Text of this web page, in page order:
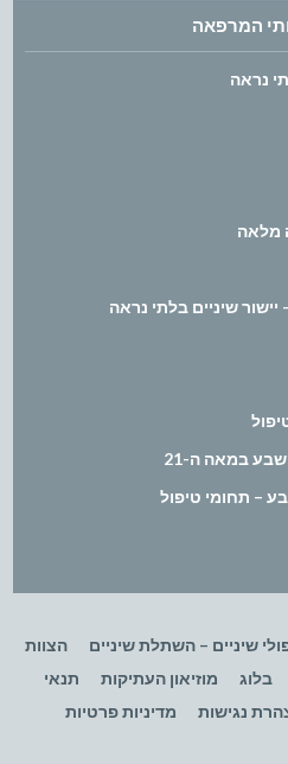
המרפאה
נראה
מלאה
שיניים בלתי נראה
במאה ה-21
– תחומי טיפול
שיניים – השתלת שיניים
הצוות
בלוג מוזיאון העתיקות
תנאי
נגישות מדיניות פרטיות